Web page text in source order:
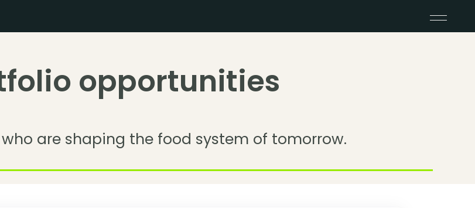
opportunities
are shaping the food system of tomorrow.